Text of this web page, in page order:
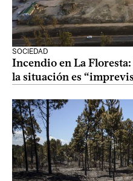
SOCIEDAD
Incendio en La
la situación es